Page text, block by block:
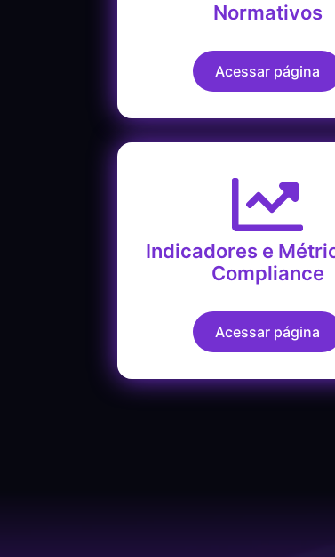
Normativos
Acessar página
Indicadores e
Compliance
Acessar página